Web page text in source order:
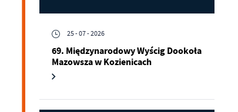
25 - 07 - 2026
69. Międzynarodowy Wyścig Dookoła
Mazowsza w Kozienicach